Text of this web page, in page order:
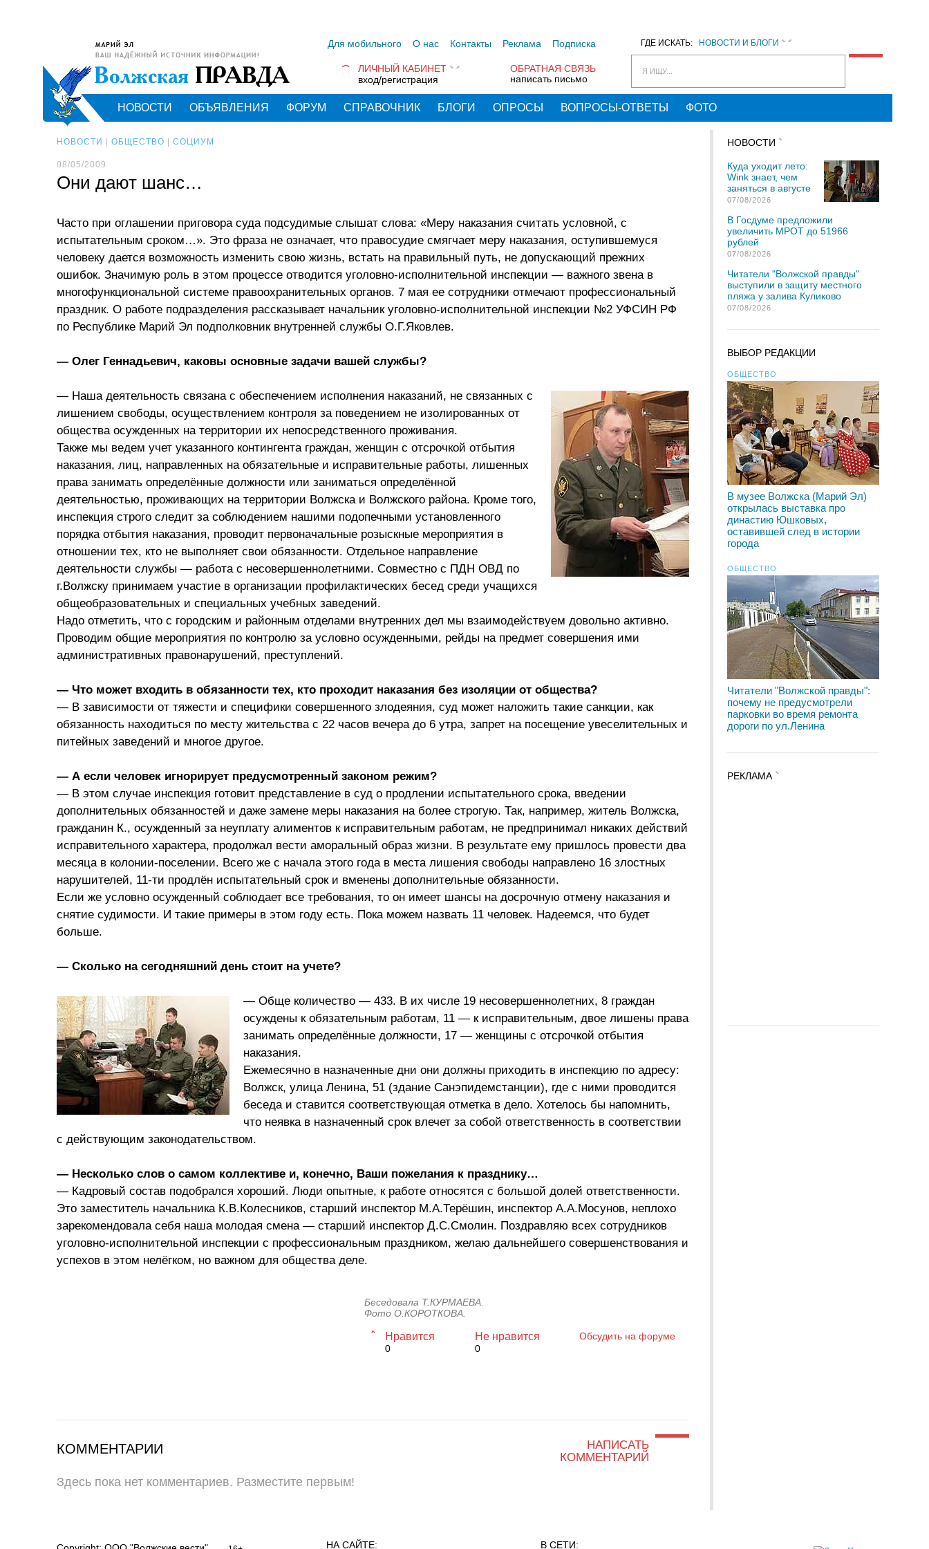
ГДЕ ИСКАТЬ: НОВОСТИ И БЛОГИ
Я ИЩУ...
Для мобильного О нас Контакты Реклама Подписка
ОБРАТНАЯ СВЯЗЬ
написать письмо
ЛИЧНЫЙ КАБИНЕТ
вход/регистрация
НОВОСТИ ОБЪЯВЛЕНИЯ ФОРУМ СПРАВОЧНИК БЛОГИ ОПРОСЫ ВОПРОСЫ-ОТВЕТЫ ФОТО
НОВОСТИ ОБЩЕСТВО СОЦИУМ
08/05/2009
Они дают шанс…
Часто при оглашении приговора суда подсудимые слышат слова: «Меру наказания считать условной, с
испытательным сроком…». Это фраза не означает, что правосудие смягчает меру наказания, оступившемуся
человеку дается возможность изменить свою жизнь, встать на правильный путь, не допускающий прежних
ошибок. Значимую роль в этом процессе отводится уголовно-исполнительной инспекции — важного звена в
многофункциональной системе правоохранительных органов. 7 мая ее сотрудники отмечают профессиональный
праздник. О работе подразделения рассказывает начальник уголовно-исполнительной инспекции №2 УФСИН РФ
по Республике Марий Эл подполковник внутренней службы О.Г.Яковлев.
— Олег Геннадьевич, каковы основные задачи вашей службы?
— Наша деятельность связана с обеспечением исполнения наказаний, не связанных с
лишением свободы, осуществлением контроля за поведением не изолированных от
общества осужденных на территории их непосредственного проживания.
Также мы ведем учет указанного контингента граждан, женщин с отсрочкой отбытия
наказания, лиц, направленных на обязательные и исправительные работы, лишенных
права занимать определённые должности или заниматься определённой
деятельностью, проживающих на территории Волжска и Волжского района. Кроме того,
инспекция строго следит за соблюдением нашими подопечными установленного
порядка отбытия наказания, проводит первоначальные розыскные мероприятия в
отношении тех, кто не выполняет свои обязанности. Отдельное направление
деятельности службы — работа с несовершеннолетними. Совместно с ПДН ОВД по
г.Волжску принимаем участие в организации профилактических бесед среди учащихся
общеобразовательных и специальных учебных заведений.
Надо отметить, что с городским и районным отделами внутренних дел мы взаимодействуем довольно активно.
Проводим общие мероприятия по контролю за условно осужденными, рейды на предмет совершения ими
административных правонарушений, преступлений.
— Что может входить в обязанности тех, кто проходит наказания без изоляции от общества?
— В зависимости от тяжести и специфики совершенного злодеяния, суд может наложить такие санкции, как
обязанность находиться по месту жительства с 22 часов вечера до 6 утра, запрет на посещение увеселительных и
питейных заведений и многое другое.
— А если человек игнорирует предусмотренный законом режим?
— В этом случае инспекция готовит представление в суд о продлении испытательного срока, введении
дополнительных обязанностей и даже замене меры наказания на более строгую. Так, например, житель Волжска,
гражданин К., осужденный за неуплату алиментов к исправительным работам, не предпринимал никаких действий
исправительного характера, продолжал вести аморальный образ жизни. В результате ему пришлось провести два
месяца в колонии-поселении. Всего же с начала этого года в места лишения свободы направлено 16 злостных
нарушителей, 11-ти продлён испытательный срок и вменены дополнительные обязанности.
Если же условно осужденный соблюдает все требования, то он имеет шансы на досрочную отмену наказания и
снятие судимости. И такие примеры в этом году есть. Пока можем назвать 11 человек. Надеемся, что будет
больше.
— Сколько на сегодняшний день стоит на учете?
— Обще количество — 433. В их числе 19 несовершеннолетних, 8 граждан
осуждены к обязательным работам, 11 — к исправительным, двое лишены права
занимать определённые должности, 17 — женщины с отсрочкой отбытия
наказания.
Ежемесячно в назначенные дни они должны приходить в инспекцию по адресу:
Волжск, улица Ленина, 51 (здание Санэпидемстанции), где с ними проводится
беседа и ставится соответствующая отметка в дело. Хотелось бы напомнить,
что неявка в назначенный срок влечет за собой ответственность в соответствии
с действующим законодательством.
— Несколько слов о самом коллективе и, конечно, Ваши пожелания к празднику…
— Кадровый состав подобрался хороший. Люди опытные, к работе относятся с большой долей ответственности.
Это заместитель начальника К.В.Колесников, старший инспектор М.А.Терёшин, инспектор А.А.Мосунов, неплохо
зарекомендовала себя наша молодая смена — старший инспектор Д.С.Смолин. Поздравляю всех сотрудников
уголовно-исполнительной инспекции с профессиональным праздником, желаю дальнейшего совершенствования и
успехов в этом нелёгком, но важном для общества деле.
Беседовала Т.КУРМАЕВА.
Фото О.КОРОТКОВА.
Нравится
0
Не нравится
0
Обсудить на форуме
НАПИСАТЬ
КОММЕНТАРИЙ
КОММЕНТАРИИ
Здесь пока нет комментариев. Разместите первым!
НОВОСТИ
Куда уходит лето:
Wink знает, чем
заняться в августе
07/08/2026
В Госдуме предложили
увеличить МРОТ до 51966
рублей
07/08/2026
Читатели "Волжской правды"
выступили в защиту местного
пляжа у залива Куликово
07/08/2026
ВЫБОР РЕДАКЦИИ
ОБЩЕСТВО
В музее Волжска (Марий Эл)
открылась выставка про
династию Юшковых,
оставившей след в истории
города
ОБЩЕСТВО
Читатели "Волжской правды":
почему не предусмотрели
парковки во время ремонта
дороги по ул.Ленина
РЕКЛАМА
НА САЙТЕ: В СЕТИ: